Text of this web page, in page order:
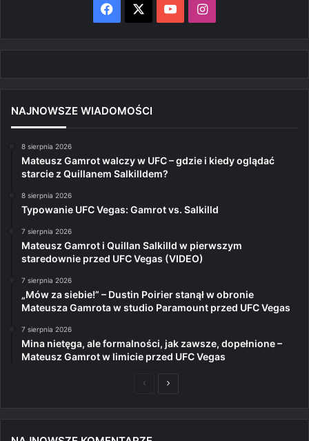
Facebook YouTubeInstagram
NAJNOWSZE WIADOMOŚCI
8 sierpnia 2026
Mateusz Gamrot walczy w UFC – gdzie i kiedy oglądać
starcie z Quillanem Salkilldem?
8 sierpnia 2026
Typowanie UFC Vegas: Gamrot vs. Salkilld
7 sierpnia 2026
Mateusz Gamrot i Quillan Salkilld w pierwszym
staredownie przed UFC Vegas (VIDEO)
7 sierpnia 2026
„Mów za siebie!” – Dustin Poirier stanął w obronie
Mateusza Gamrota w studio Paramount przed UFC Vegas
7 sierpnia 2026
Mina nietęga, ale formalności, jak zawsze, dopełnione –
Mateusz Gamrot w limicie przed UFC Vegas
PoprzedniaNastępna